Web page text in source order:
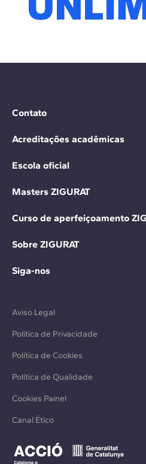
Contato
Acreditações acadêmicas
Escola oficial
Masters ZIGURAT
Curso de aperfeiçoamento
Sobre ZIGURAT
Siga-nos
Aviso Legal
Política de Privacidade
Política de Cookies
Política de Qualidade
Cookies Painel
Canal Ético